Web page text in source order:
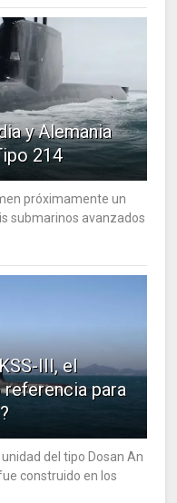
y Alemania
214
próximamente un
submarinos avanzados
III, el
para
del tipo Dosan An
construido en los